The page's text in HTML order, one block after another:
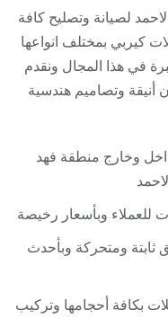
لصيانة وتصليح كافة
كيربي بمختلف انواعها
في هذا المجال ونقدم
أنيقة وتصاميم هندسية
وخارج منطقة فهد
للعملاء وبأسعار رخيصة
ثابتة ومتحركة وبأحدث
بكافة أحجامها وتركيب